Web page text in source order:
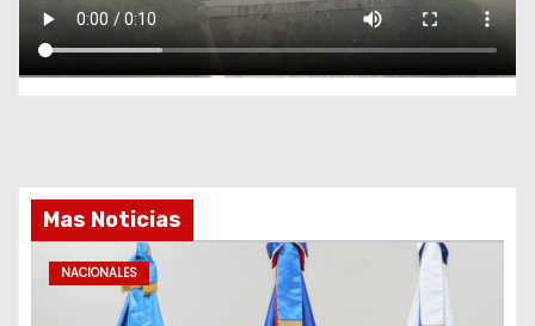
Mas Noticias
NACIONALES